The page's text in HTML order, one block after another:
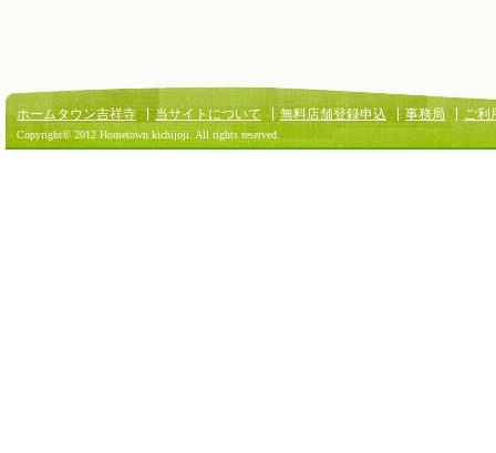
ホームタウン吉祥寺 当サイトについて 無料店舗登録申込 事務局 ご利
Copyright© 2012 Hometown kichijoji. All rights reserved.